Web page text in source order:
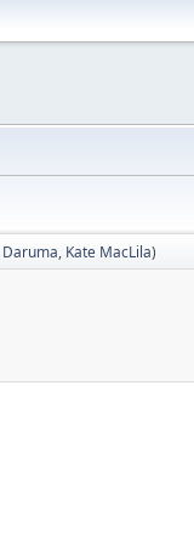
Daruma, Kate MacLila)